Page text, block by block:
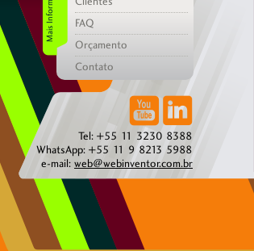
FAQ
Orçamento
Contato
Tel: +55 11 3230 8388
WhatsApp: +55 11 9 8213 5988
e-mail: web@webinventor.com.br